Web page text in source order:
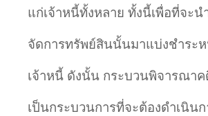
แก่เจ้าหนี้ทั้งหลาย ทั้งนี้เพื่อที่จะน
จัดการทรัพย์สินนั้นมาแบ่งชำระ
เจ้าหนี้ ดังนั้น กระบวนพิจารณาค
เป็นกระบวนการที่จะต้องดำเนิน